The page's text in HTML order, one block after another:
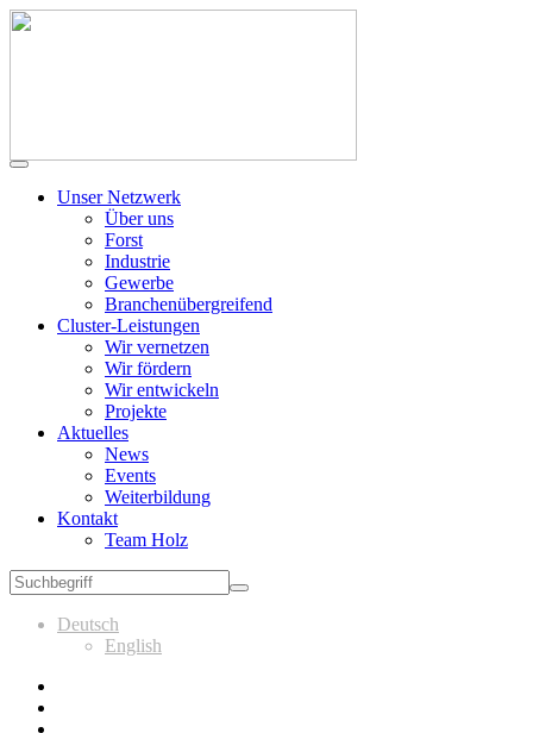
Unser Netzwerk
Über uns
Forst
Industrie
Gewerbe
Branchenübergreifend
Cluster-Leistungen
Wir vernetzen
Wir fördern
Wir entwickeln
Projekte
Aktuelles
News
Events
Weiterbildung
Kontakt
Team Holz
Deutsch
English